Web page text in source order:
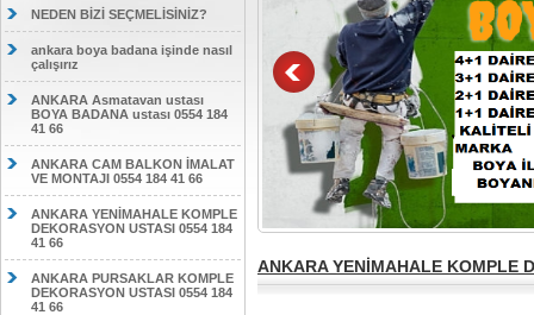
NEDEN BİZİ SEÇMELİSİNİZ?
ankara boya badana işinde nasıl
çalışırız
ANKARA Asmatavan ustası
BOYA BADANA ustası 0554 184
41 66
ANKARA CAM BALKON İMALAT
VE MONTAJI 0554 184 41 66
ANKARA YENİMAHALE KOMPLE
DEKORASYON USTASI 0554 184
41 66
ANKARA PURSAKLAR KOMPLE
DEKORASYON USTASI 0554 184
41 66
ANKARA YENİMAHALE KOMPLE